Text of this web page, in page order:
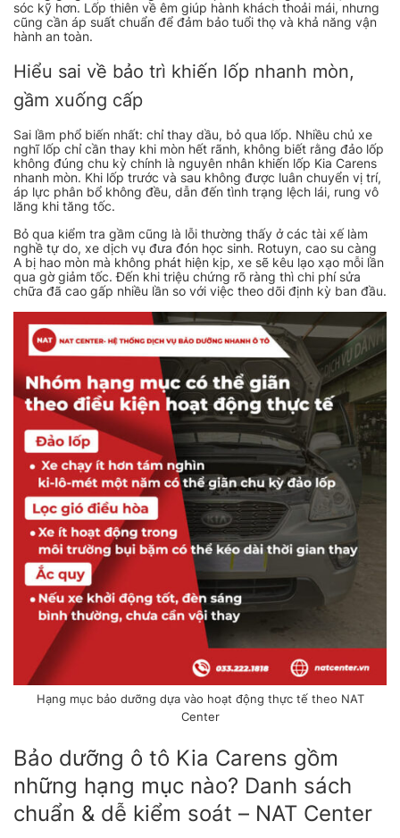
sóc kỹ hơn. Lốp thiên về êm giúp hành khách thoải mái, nhưng
cũng cần áp suất chuẩn để đảm bảo tuổi thọ và khả năng vận
hành an toàn.
Hiểu sai về bảo trì khiến lốp nhanh mòn,
gầm xuống cấp
Sai lầm phổ biến nhất: chỉ thay dầu, bỏ qua lốp. Nhiều chủ xe
nghĩ lốp chỉ cần thay khi mòn hết rãnh, không biết rằng đảo lốp
không đúng chu kỳ chính là nguyên nhân khiến lốp Kia Carens
nhanh mòn. Khi lốp trước và sau không được luân chuyển vị trí,
áp lực phân bổ không đều, dẫn đến tình trạng lệch lái, rung vô
lăng khi tăng tốc.
Bỏ qua kiểm tra gầm cũng là lỗi thường thấy ở các tài xế làm
nghề tự do, xe dịch vụ đưa đón học sinh. Rotuyn, cao su càng
A bị hao mòn mà không phát hiện kịp, xe sẽ kêu lạo xạo mỗi lần
qua gờ giảm tốc. Đến khi triệu chứng rõ ràng thì chi phí sửa
chữa đã cao gấp nhiều lần so với việc theo dõi định kỳ ban đầu.
Hạng mục bảo dưỡng dựa vào hoạt động thực tế theo NAT
Center
Bảo dưỡng ô tô Kia Carens gồm
những hạng mục nào? Danh sách
chuẩn & dễ kiểm soát – NAT Center